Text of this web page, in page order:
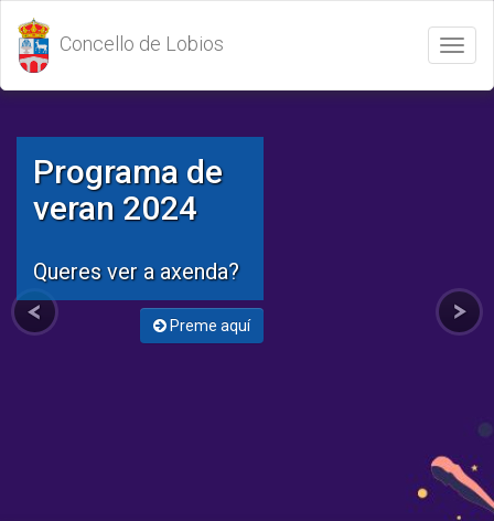
Abrir
/
Cerrar
Concello de Lobios
Programa de
veran 2024
Queres ver a axenda?
Preme aquí